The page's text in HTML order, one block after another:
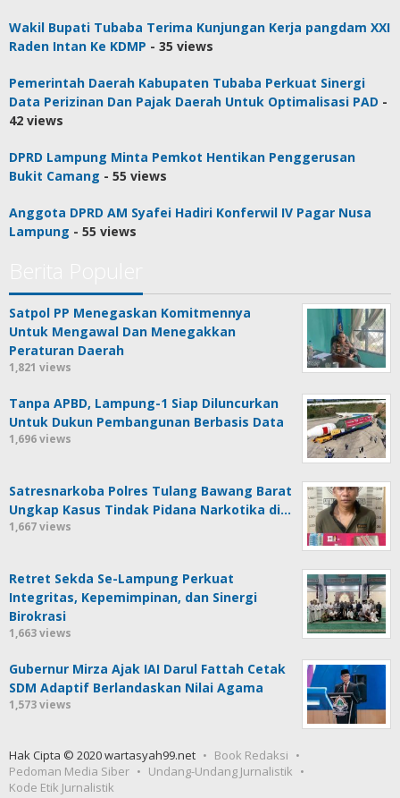
Wakil Bupati Tubaba Terima Kunjungan Kerja pangdam XXI
Raden Intan Ke KDMP - 35 views
Pemerintah Daerah Kabupaten Tubaba Perkuat Sinergi
Data Perizinan Dan Pajak Daerah Untuk Optimalisasi PAD -
42 views
DPRD Lampung Minta Pemkot Hentikan Penggerusan
Bukit Camang - 55 views
Anggota DPRD AM Syafei Hadiri Konferwil IV Pagar Nusa
Lampung - 55 views
Satpol PP Menegaskan Komitmennya
Untuk Mengawal Dan Menegakkan
Peraturan Daerah
1,821 views
Tanpa APBD, Lampung-1 Siap Diluncurkan
Untuk Dukun Pembangunan Berbasis Data
1,696 views
Satresnarkoba Polres Tulang Bawang Barat
Ungkap Kasus Tindak Pidana Narkotika di…
1,667 views
Retret Sekda Se-Lampung Perkuat
Integritas, Kepemimpinan, dan Sinergi
Birokrasi
1,663 views
Gubernur Mirza Ajak IAI Darul Fattah Cetak
SDM Adaptif Berlandaskan Nilai Agama
1,573 views
Hak Cipta © 2020 wartasyah99.net
Book Redaksi
Pedoman Media Siber
Undang-Undang Jurnalistik
Kode Etik Jurnalistik